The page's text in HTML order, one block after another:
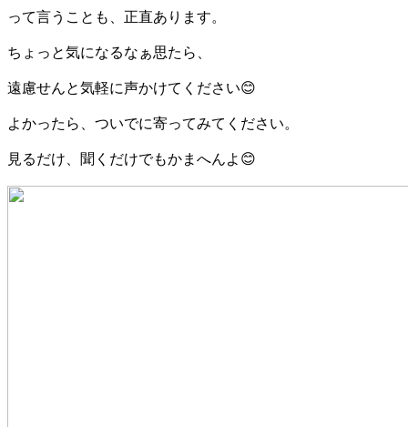
って言うことも、正直あります。
ちょっと気になるなぁ思たら、
遠慮せんと気軽に声かけてください😊
よかったら、ついでに寄ってみてください。
見るだけ、聞くだけでもかまへんよ😊